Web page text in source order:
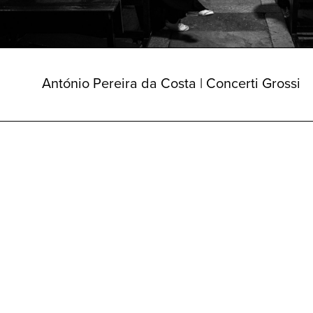
António Pereira da Costa | Concerti Grossi